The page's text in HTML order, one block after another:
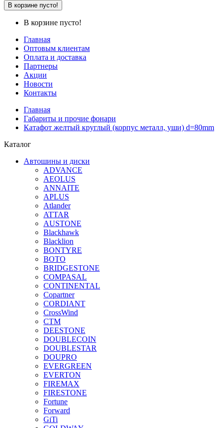
В корзине пусто!
В корзине пусто!
Главная
Оптовым клиентам
Оплата и доставка
Партнеры
Акции
Новости
Контакты
Главная
Габариты и прочие фонари
Катафот желтый круглый (корпус металл, уши) d=80mm
Каталог
Автошины и диски
ADVANCE
AEOLUS
ANNAITE
APLUS
Atlander
ATTAR
AUSTONE
Blackhawk
Blacklion
BONTYRE
BOTO
BRIDGESTONE
COMPASAL
CONTINENTAL
Copartner
CORDIANT
CrossWind
CTM
DEESTONE
DOUBLECOIN
DOUBLESTAR
DOUPRO
EVERGREEN
EVERTON
FIREMAX
FIRESTONE
Fortune
Forward
GiTi